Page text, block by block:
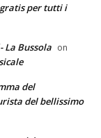
per tutti i
La Bussola on
del
del bellissimo